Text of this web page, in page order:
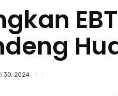
30, 2024